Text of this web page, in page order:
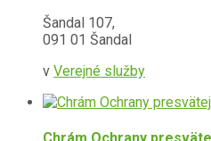
Šandal 107,
091 01 Šandal
v Verejné služby